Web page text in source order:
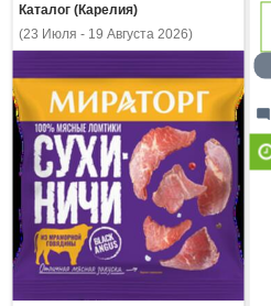
mode_comment
Каталог (Карелия)
(23 Июля - 19 Августа 2026)